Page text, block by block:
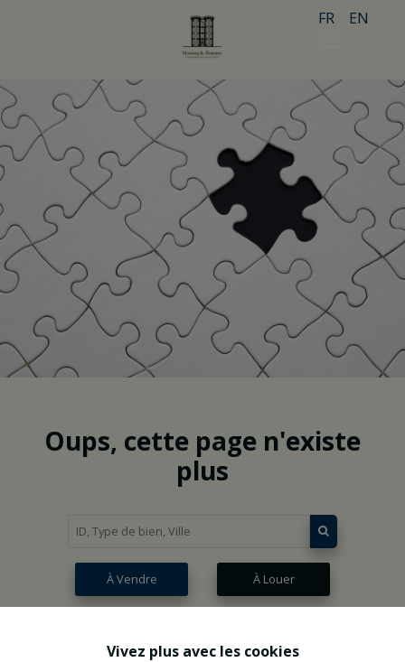
Vivez plus avec les cookies
FR EN
Oups, cette page n'existe
plus
À Vendre À Louer